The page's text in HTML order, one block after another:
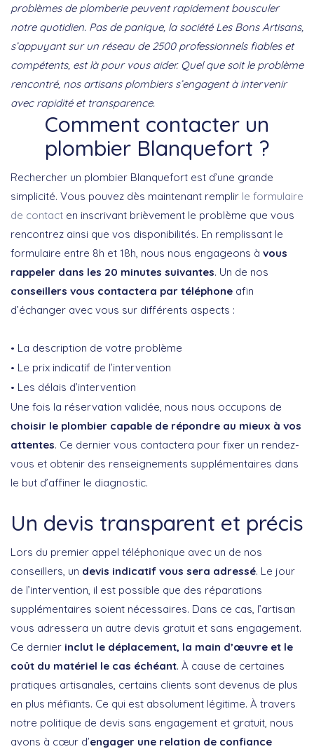
problèmes de plomberie peuvent rapidement bousculer
notre quotidien. Pas de panique, la société Les Bons Artisans,
s’appuyant sur un réseau de 2500 professionnels fiables et
compétents, est là pour vous aider. Quel que soit le problème
rencontré, nos artisans plombiers s’engagent à intervenir
avec rapidité et transparence.
Comment contacter un
plombier Blanquefort ?
Rechercher un plombier Blanquefort est d’une grande
simplicité. Vous pouvez dès maintenant remplir le formulaire
de contact en inscrivant brièvement le problème que vous
rencontrez ainsi que vos disponibilités. En remplissant le
formulaire entre 8h et 18h, nous nous engageons à vous
rappeler dans les 20 minutes suivantes. Un de nos
conseillers vous contactera par téléphone afin
d’échanger avec vous sur différents aspects :
La description de votre problème
Le prix indicatif de l’intervention
Les délais d’intervention
Une fois la réservation validée, nous nous occupons de
choisir le plombier capable de répondre au mieux à vos
attentes. Ce dernier vous contactera pour fixer un rendez-
vous et obtenir des renseignements supplémentaires dans
le but d’affiner le diagnostic.
Un devis transparent et précis
Lors du premier appel téléphonique avec un de nos
conseillers, un devis indicatif vous sera adressé. Le jour
de l’intervention, il est possible que des réparations
supplémentaires soient nécessaires. Dans ce cas, l’artisan
vous adressera un autre devis gratuit et sans engagement.
Ce dernier inclut le déplacement, la main d’œuvre et le
coût du matériel le cas échéant. À cause de certaines
pratiques artisanales, certains clients sont devenus de plus
en plus méfiants. Ce qui est absolument légitime. À travers
notre politique de devis sans engagement et gratuit, nous
avons à cœur d’engager une relation de confiance